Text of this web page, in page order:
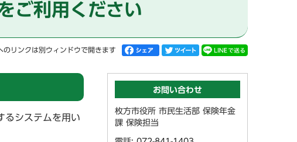
ご利用ください
のリンクは別ウィンドウで開きます
るシステムを用い
お問い合わせ
枚方市役所 市民生活部 保険年金
課 保険担当